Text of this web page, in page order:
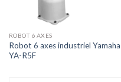
ROBOT 6 AXES
Robot 6 axes industriel Yamaha
YA-R5F